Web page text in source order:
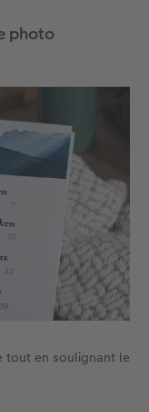
photo
tout en soulignant le